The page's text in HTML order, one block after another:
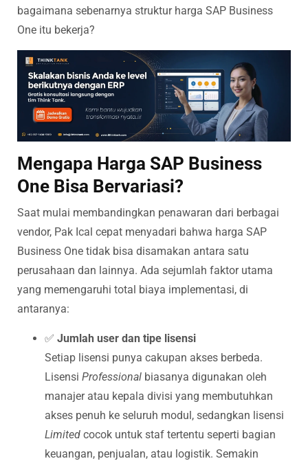
bagaimana sebenarnya struktur harga SAP Business
One itu bekerja?
Mengapa Harga SAP Business
One Bisa Bervariasi?
Saat mulai membandingkan penawaran dari berbagai
vendor, Pak Ical cepat menyadari bahwa harga SAP
Business One tidak bisa disamakan antara satu
perusahaan dan lainnya. Ada sejumlah faktor utama
yang memengaruhi total biaya implementasi, di
antaranya:
✅ Jumlah user dan tipe lisensi
Setiap lisensi punya cakupan akses berbeda.
Lisensi Professional biasanya digunakan oleh
manajer atau kepala divisi yang membutuhkan
akses penuh ke seluruh modul, sedangkan lisensi
Limited cocok untuk staf tertentu seperti bagian
keuangan, penjualan, atau logistik. Semakin